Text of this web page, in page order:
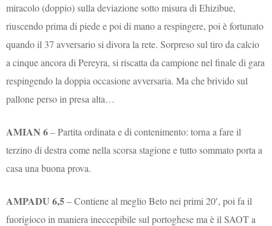
miracolo (doppio) sulla deviazione sotto misura di Ehizibue,
riuscendo prima di piede e poi di mano a respingere, poi è fortunato
quando il 37 avversario si divora la rete. Sorpreso sul tiro da calcio
a cinque ancora di Pereyra, si riscatta da campione nel finale di gara
respingendo la doppia occasione avversaria. Ma che brivido sul
pallone perso in presa alta…
AMIAN 6– Partita ordinata e di contenimento: torna a fare il
terzino di destra come nella scorsa stagione e tutto sommato porta a
casa una buona prova.
AMPADU 6,5– Contiene al meglio Beto nei primi 20′, poi fa il
fuorigioco in maniera ineccepibile sul portoghese ma è il SAOT a